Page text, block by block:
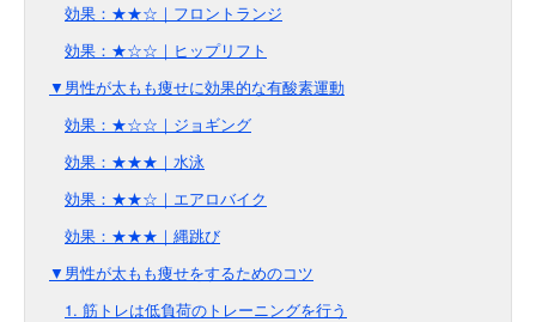
効果：★★☆｜フロントランジ
効果：★☆☆｜ヒップリフト
▼男性が太もも痩せに効果的な有酸素運動
効果：★☆☆｜ジョギング
効果：★★★｜水泳
効果：★★☆｜エアロバイク
効果：★★★｜縄跳び
▼男性が太もも痩せをするためのコツ
1. 筋トレは低負荷のトレーニングを行う